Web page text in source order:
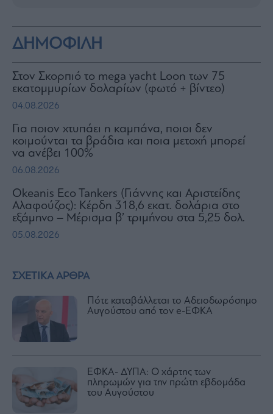
ΣΧΕΤΙΚΑ ΑΡΘΡΑ
Πότε καταβάλλεται το Αδειοδωρόσημο
Αυγούστου από τον e-ΕΦΚΑ
ΕΦΚΑ- ΔΥΠΑ: Ο χάρτης των
πληρωμών για την πρώτη εβδομάδα
του Αυγούστου
ΔΗΜΟΦΙΛΗ
Στον Σκορπιό το mega yacht Loon των 75
εκατομμυρίων δολαρίων (φωτό + βίντεο)
04.08.2026
Για ποιον χτυπάει η καμπάνα, ποιοι δεν
κοιμούνται τα βράδια και ποια μετοχή μπορεί
να ανέβει 100%
06.08.2026
Okeanis Eco Tankers (Γιάννης και Αριστείδης
Αλαφούζος): Κέρδη 318,6 εκατ. δολάρια στο
εξάμηνο – Μέρισμα β’ τριμήνου στα 5,25 δολ.
05.08.2026